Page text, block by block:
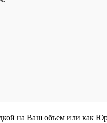
на Ваш объем или как